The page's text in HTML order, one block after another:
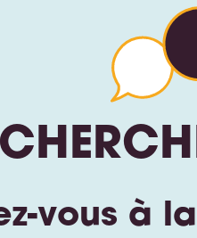
vous à